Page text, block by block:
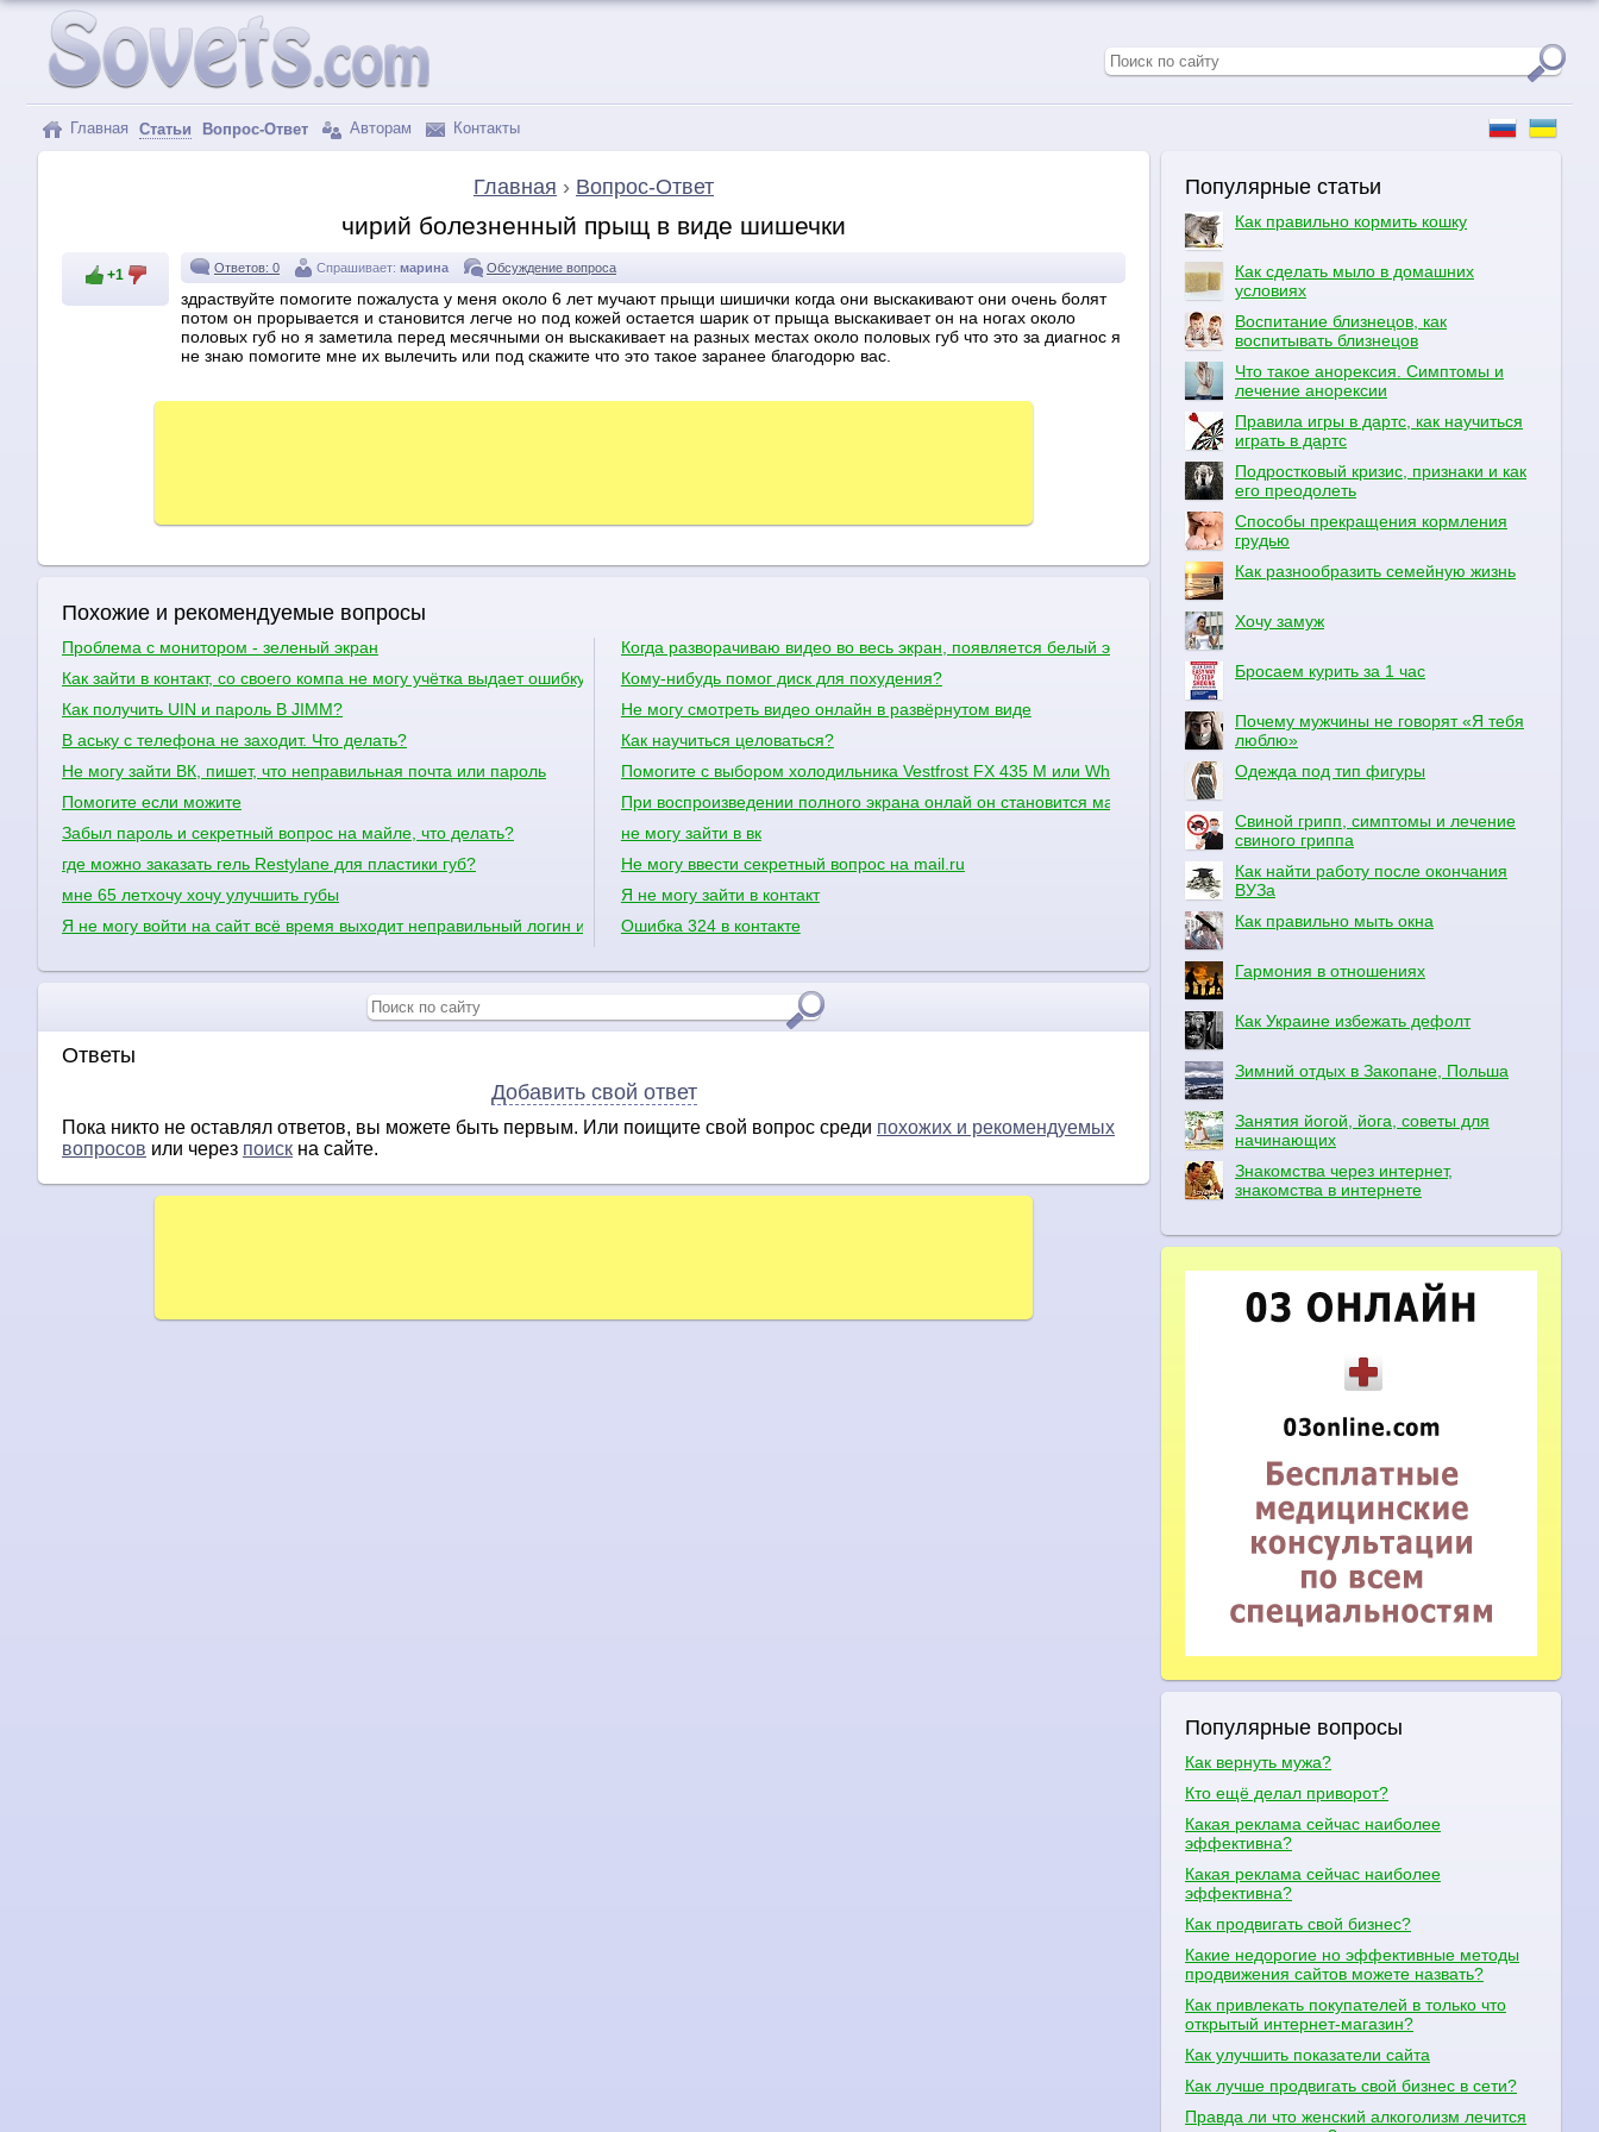
Главная Статьи Вопрос-Ответ Авторам Контакты
Главная › Вопрос-Ответ
чирий болезненный прыщ в виде шишечки
+1 Ответов: 0 Спрашивает: марина Обсуждение вопроса
здраствуйте помогите пожалуста у меня около 6 лет мучают прыщи шишички когда они выскакивают они очень болят
потом он прорывается и становится легче но под кожей остается шарик от прыща выскакивает он на ногах около
половых губ но я заметила перед месячными он выскакивает на разных местах около половых губ что это за диагнос я
не знаю помогите мне их вылечить или под скажите что это такое заранее благодорю вас.
Похожие и рекомендуемые вопросы
Проблема с монитором - зеленый экран
Как зайти в контакт, со своего компа не могу учётка выдает ошибку
Как получить UIN и пароль В JIMM?
В аську с телефона не заходит. Что делать?
Не могу зайти ВК, пишет, что неправильная почта или пароль
Помогите если можите
Забыл пароль и секретный вопрос на майле, что делать?
где можно заказать гель Restylane для пластики губ?
мне 65 летхочу хочу улучшить губы
Я не могу войти на сайт всё время выходит неправильный логин или пароль но я видела чо кто то заходит мой сайт но ето не я прошу помогите
Когда разворачиваю видео во весь экран, появляется белый экран
Кому-нибудь помог диск для похудения?
Не могу смотреть видео онлайн в развёрнутом виде
Как научиться целоваться?
Помогите с выбором холодильника Vestfrost FX 435 M или Whirlpool 3746 A+NFCX
При воспроизведении полного экрана онлай он становится маленьким!?
не могу зайти в вк
Не могу ввести секретный вопрос на mail.ru
Я не могу зайти в контакт
Ошибка 324 в контакте
Ответы
Добавить свой ответ
Пока никто не оставлял ответов, вы можете быть первым. Или поищите свой вопрос среди похожих и рекомендуемых
вопросов или через поиск на сайте.
Популярные статьи
Как правильно кормить кошку
Как сделать мыло в домашних
условиях
Воспитание близнецов, как
воспитывать близнецов
Что такое анорексия. Симптомы и
лечение анорексии
Правила игры в дартс, как научиться
играть в дартс
Подростковый кризис, признаки и как
его преодолеть
Способы прекращения кормления
грудью
Как разнообразить семейную жизнь
Хочу замуж
Бросаем курить за 1 час
Почему мужчины не говорят «Я тебя
люблю»
Одежда под тип фигуры
Свиной грипп, симптомы и лечение
свиного гриппа
Как найти работу после окончания
ВУЗа
Как правильно мыть окна
Гармония в отношениях
Как Украине избежать дефолт
Зимний отдых в Закопане, Польша
Занятия йогой, йога, советы для
начинающих
Знакомства через интернет,
знакомства в интернете
Популярные вопросы
Как вернуть мужа?
Кто ещё делал приворот?
Какая реклама сейчас наиболее
эффективна?
Какая реклама сейчас наиболее
эффективна?
Как продвигать свой бизнес?
Какие недорогие но эффективные методы
продвижения сайтов можете назвать?
Как привлекать покупателей в только что
открытый интернет-магазин?
Как улучшить показатели сайта
Как лучше продвигать свой бизнес в сети?
Правда ли что женский алкоголизм лечится